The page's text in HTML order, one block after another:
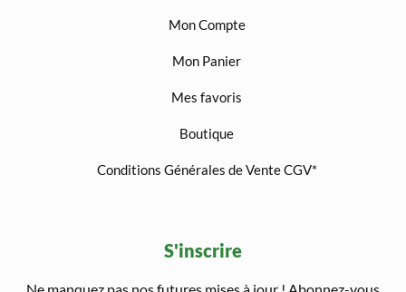
Mon Compte
Mon Panier
Mes favoris
Boutique
Conditions Générales de Vente CGV*
S'inscrire
Ne manquez pas nos futures mises à jour ! Abonnez-vous